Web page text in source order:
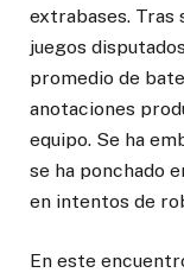
extrabases. Tras
juegos
promedio de
anotaciones
equipo. Se ha
se ha ponchado
en intentos de
En este